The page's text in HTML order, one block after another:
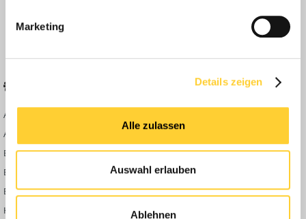
Marketing
Details zeigen
Alle zulassen
Auswahl erlauben
Ablehnen
Abbruch
Ausbildung & Beruf
Bau Allgemein
Baumaschinen
Berg- & Tagebau
Hoch- & Tiefbau
KONTAKT
Bauforum24
Kontakt
Impressum
Datenschutzerklärung